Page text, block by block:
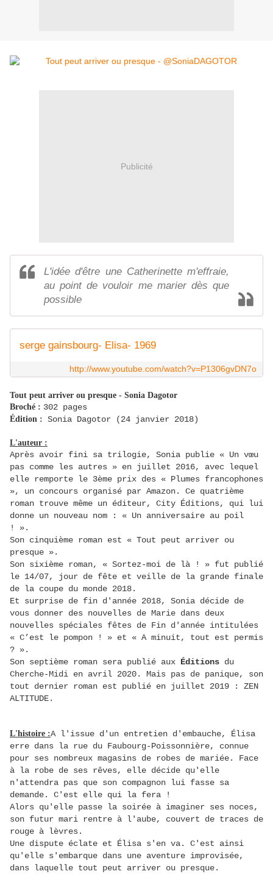
Publicité
L'idée d'être une Catherinette m'effraie,
au point de vouloir me marier dès que
possible
serge gainsbourg- Elisa- 1969
http://www.youtube.com/watch?v=P1306gvDN7o
Tout peut arriver ou presque - Sonia Dagotor
Broché : 302 pages
Édition : Sonia Dagotor (24 janvier 2018)
L'auteur :
Après avoir fini sa trilogie, Sonia publie « Un vœu
pas comme les autres » en juillet 2016, avec lequel
elle remporte le 3ème prix des « Plumes francophones
», un concours organisé par Amazon. Ce quatrième
roman trouve même un éditeur, City Éditions, qui lui
donne un nouveau nom : « Un anniversaire au poil
! ».
Son cinquième roman est « Tout peut arriver ou
presque ».
Son sixième roman, « Sortez-moi de là ! » fut publié
le 14/07, jour de fête et veille de la grande finale
de la coupe du monde 2018.
Et surprise de fin d'année 2018, Sonia décide de
vous donner des nouvelles de Marie dans deux
nouvelles spéciales fêtes de Fin d'année intitulées
« C’est le pompon ! » et « A minuit, tout est permis
? ».
Son septième roman sera publié aux Éditions du
Cherche-Midi en avril 2020. Mais pas de panique, son
tout dernier roman est publié en juillet 2019 : ZEN
ALTITUDE.
L'histoire :A l'issue d'un entretien d'embauche, Élisa
erre dans la rue du Faubourg-Poissonnière, connue
pour ses nombreux magasins de robes de mariée. Face
à la robe de ses rêves, elle décide qu'elle
n'attendra pas que son compagnon lui fasse sa
demande. C'est elle qui la fera !
Alors qu'elle passe la soirée à imaginer ses noces,
son futur mari rentre à l'aube, couvert de traces de
rouge à lèvres.
Une dispute éclate et Élisa s'en va. C'est ainsi
qu'elle s'embarque dans une aventure improvisée,
dans laquelle tout peut arriver ou presque.